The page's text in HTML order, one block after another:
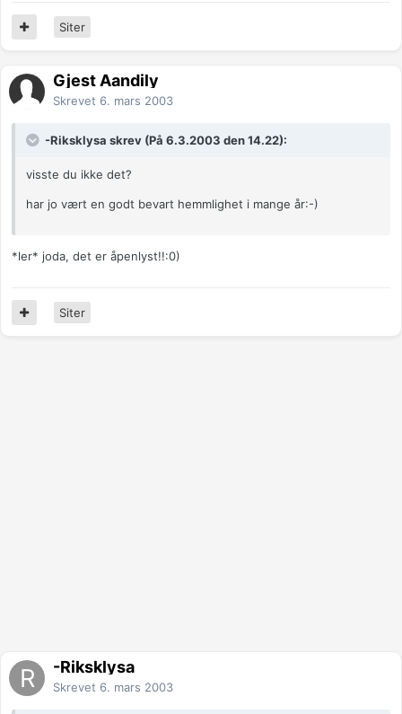
Siter
Gjest Aandily
Skrevet 6. mars 2003
-Riksklysa skrev (På 6.3.2003 den 14.22):
visste du ikke det?
har jo vært en godt bevart hemmlighet i mange år:-)
*ler* joda, det er åpenlyst!!:0)
Siter
-Riksklysa
Skrevet 6. mars 2003